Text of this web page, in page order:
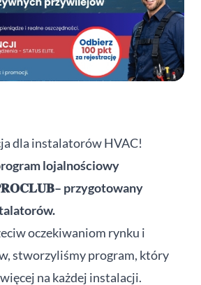
dla instalatorów HVAC!
lojalnościowy
przygotowany
oczekiwaniom rynku i
stworzyliśmy program, który
na każdej instalacji.